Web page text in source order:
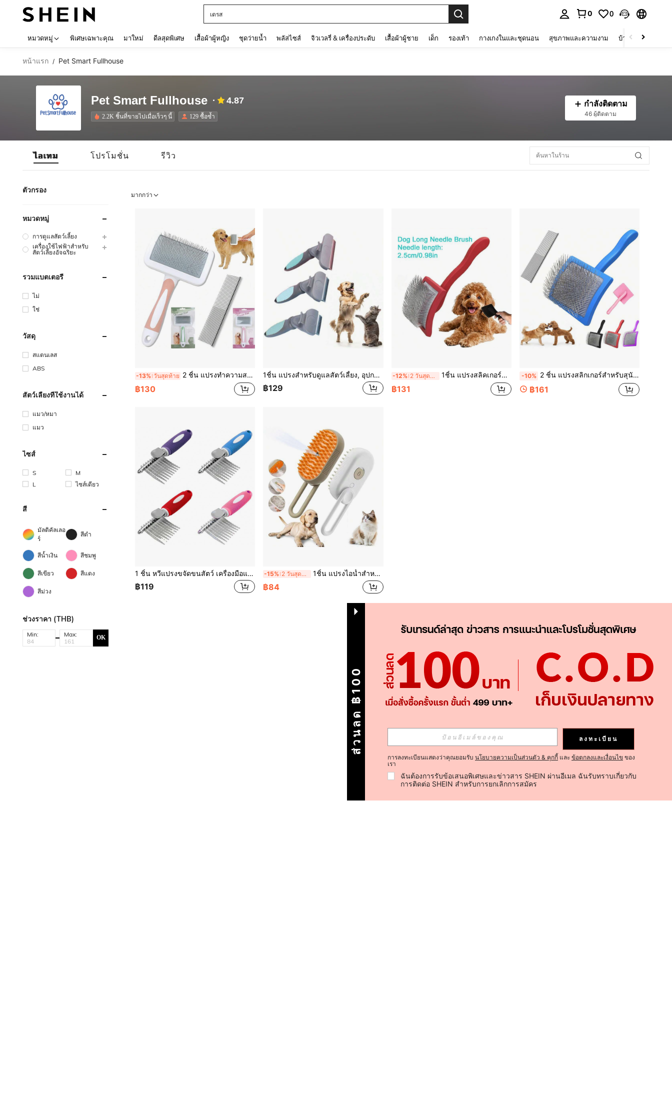
เดรส
0 0
หมวดหมู่ พิเศษเฉพาะคุณ มาใหม่ ดีลสุดพิเศษ เสื้อผ้าผู้หญิง ชุดว่ายน้ำ พลัสไซส์ จิวเวลรี่ & เครื่องประดับ เสื้อผ้าผู้ชาย เด็ก รองเท้า กางเกงในและชุดนอน สุขภาพและความงาม บ้านและที่อยู่อาศัย
หน้าแรก / Pet Smart Fullhouse
Pet Smart Fullhouse 4.87
2.2K ชิ้นที่ขายไปเมื่อเร็วๆ นี้ 129 ซื้อซ้ำ
กำลังติดตาม
46 ผู้ติดตาม
ไอเทม โปรโมชั่น รีวิว
ตัวกรอง
หมวดหมู่
การดูแลสัตว์เลี้ยง
เครื่องใช้ไฟฟ้าสำหรับ
สัตว์เลี้ยงอัจฉริยะ
รวมแบตเตอรี่
ไม่
ใช่
วัสดุ
สแตนเลส
ABS
สัตว์เลี้ยงที่ใช้งานได้
แมว/หมา
แมว
ไซส์
S
M
L
ไซส์เดียว
สี
มัลติคัลเลอ
ร์
สีดำ
สีน้ำเงิน สีชมพู
สีเขียว สีแดง
สีม่วง
ช่วงราคา (THB)
Min: Max: OK
มากกว่า
-13% วันสุดท้าย 2 ชิ้น แปรงทำความสะอาดสัตว์เลี้ยงด้วยตัวเอง ด้ามจับกันลื่น และระบบสแตนเลสถอดเส้นผม หวีสลิกเกอร์หนัก เหมาะสำหรับสุนัข แมว สัตว์เล็ก ขนยาว/สั้น เหมาะสำหรับผิวแพ้ง่ายสีเบจและทุกประเภทขน ทนทานและทำความสะอาดง่าย
฿130
1ชิ้น แปรงสำหรับดูแลสัตว์เลี้ยง, อุปกรณ์เสริมความงามสำหรับสัตว์เลี้ยง, เหมาะสำหรับแมวและสุนัขเพื่อกำจัดขนที่หลุดร่วง, แปรงกำจัดขน, หวีเล็มขนแมวใบมีดโค้ง, อุปกรณ์สำหรับสัตว์เลี้ยง, ของขวัญสำหรับสัตว์เลี้ยง
฿129
-12% 2 วันสุดท้าย 1ชิ้น แปรงสลิคเกอร์สำหรับสุนัข สำหรับดูแลขนสุนัขพันธุ์ Doodle, หมุดยาวพิเศษ (2.5ซม./0.98นิ้ว) แปรงพุดเดิ้ลสำหรับสุนัขขนาดกลางและใหญ่ที่ผลัดขน
฿131
-10% 2 ชิ้น แปรงสลิกเกอร์สำหรับสุนัขและสัตว์เลี้ยง หวีสแตนเลส แปรงแต่งขนสุนัขมืออาชีพ (โกลเด้นดูเดิล, พุดเดิล, ลาบราดูเดิล) พร้อมเข็มยาวพิเศษเพื่อขจัดเส้นผมพันกัน ปม และก้อนขนอย่างมีประสิทธิภาพ
฿161
1 ชิ้น หวีแปรงขจัดขนสัตว์ เครื่องมือแปรงสุนัข - แปรงสุนัข สำหรับ Goldendoodle & แปรงแมว ใบมีด 2.5 นิ้ว ทำจากเหล็ก แปรงสุนัขสำหรับแยกเส้นขนที่พันกันหรือเกิดปม
฿119
-15% 2 วันสุดท้าย 1ชิ้น แปรงไอน้ำสำหรับแมว/สุนัขแบบชาร์จไฟได้, แปรงสเปรย์ดูแลขนแมวป้องกันไฟฟ้าสถิต, นวด, ทำความสะอาด, ลดขนที่พันกัน
฿84
รวม 1 หน้า
ส่วนลด ฿100 ลงทะเบียน
การลงทะเบียนแสดงว่าคุณยอมรับ นโยบายความเป็นส่วนตัว & คุกกี้ และ ข้อตกลงและเงื่อนไข ของ
เรา
ฉันต้องการรับข้อเสนอพิเศษและข่าวสาร SHEIN ผ่านอีเมล ฉันรับทราบเกี่ยวกับ
การติดต่อ SHEIN สำหรับการยกเลิกการสมัคร